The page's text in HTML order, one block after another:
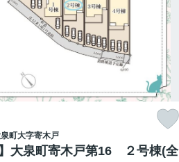
町大字寄木戸
】大泉町寄木戸第16 ２号棟(全